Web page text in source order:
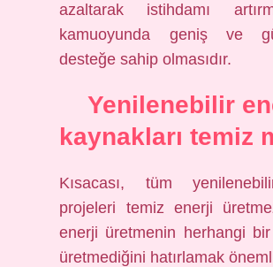
azaltarak istihdamı
kamuoyunda geniş ve
desteğe sahip olmasıdır.
Yenilenebilir
kaynakları temiz
Kısacası, tüm
projeleri temiz enerji
enerji üretmenin herhangi
üretmediğini hatırlamak